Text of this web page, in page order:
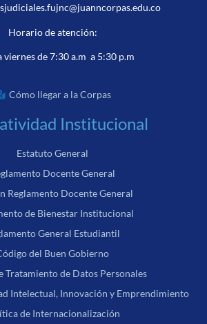
Horario de atención:
viernes de 7:30 a.m a 5:30 p.m
Cómo llegar a la Corpas
Institucional
Estatuto General
Docente General
Reglamento Docente General
de Bienestar Institucional
General Estudiantil
del Buen Gobierno
Tratamiento de Datos Personales
Intelectual, Innovación y Emprendimiento
de Internacionalización